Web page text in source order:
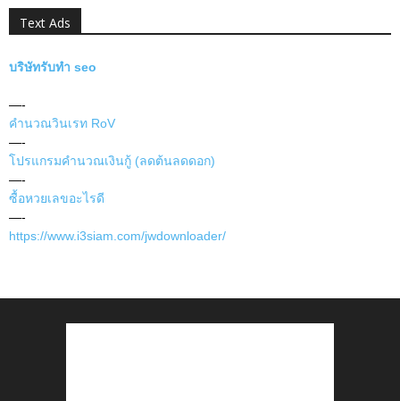
Text Ads
บริษัทรับทำ seo
—-
คำนวณวินเรท RoV
—-
โปรแกรมคำนวณเงินกู้ (ลดต้นลดดอก)
—-
ซื้อหวยเลขอะไรดี
—-
https://www.i3siam.com/jwdownloader/